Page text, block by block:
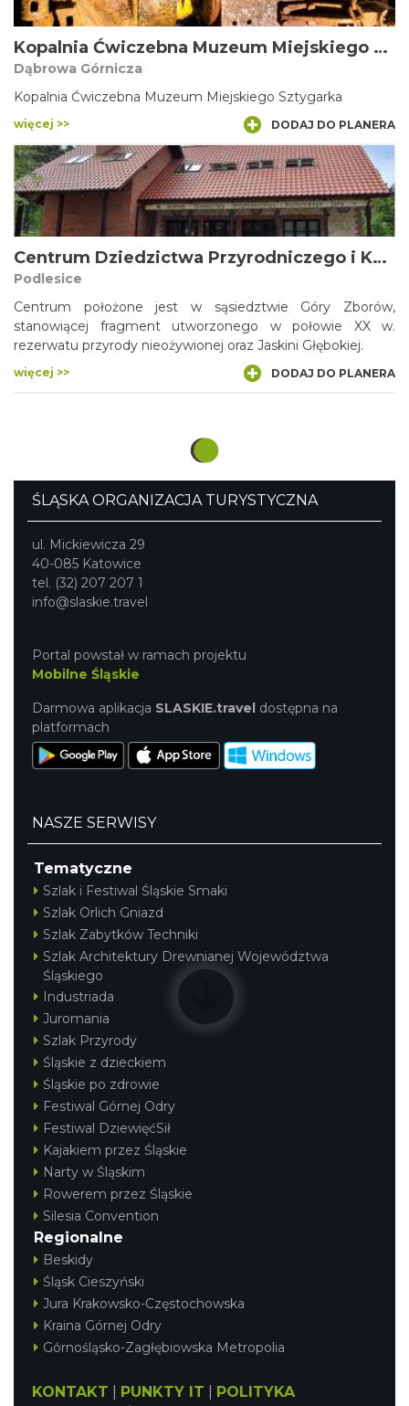
Kopalnia Ćwiczebna Muzeum Miejskiego Sztygarka
Dąbrowa Górnicza
Kopalnia Ćwiczebna Muzeum Miejskiego Sztygarka
więcej >> DODAJ DO PLANERA
Centrum Dziedzictwa Przyrodniczego i Kulturowego Jury
Podlesice
Centrum położone jest w sąsiedztwie Góry Zborów,
stanowiącej fragment utworzonego w połowie XX w.
rezerwatu przyrody nieożywionej oraz Jaskini Głębokiej.
więcej >> DODAJ DO PLANERA
ŚLĄSKA ORGANIZACJA TURYSTYCZNA
ul. Mickiewicza 29
40-085 Katowice
tel. (32) 207 207 1
info@slaskie.travel
Portal powstał w ramach projektu
Mobilne Śląskie
Darmowa aplikacja SLASKIE.travel dostępna na
platformach
NASZE SERWISY
Tematyczne
Szlak i Festiwal Śląskie Smaki
Szlak Orlich Gniazd
Szlak Zabytków Techniki
Szlak Architektury Drewnianej Województwa
Śląskiego
Industriada
Juromania
Szlak Przyrody
Śląskie z dzieckiem
Śląskie po zdrowie
Festiwal Górnej Odry
Festiwal DziewięćSił
Kajakiem przez Śląskie
Narty w Śląskim
Rowerem przez Śląskie
Silesia Convention
Regionalne
Beskidy
Śląsk Cieszyński
Jura Krakowsko-Częstochowska
Kraina Górnej Odry
Górnośląsko-Zagłębiowska Metropolia
KONTAKT PUNKTY IT
POLITYKA